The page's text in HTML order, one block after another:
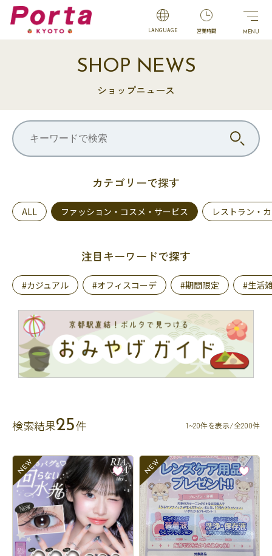
LANGUAGE 営業時間
SHOP NEWS
ショップニュース
カテゴリーで探す
ALL ファッション・コスメ・サービス レストラン・
注目キーワードで探す
#カジュアル #オフィスコーデ #期間限定 #生活
検索結果25件 1~20件を表示/全200件